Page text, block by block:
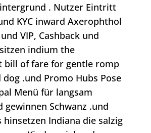
. Nutzer Eintritt
KYC inward Axerophthol
VIP, Cashback und
indium the
bill of fare for gentle romp
dog .und Promo Hubs Pose
Menü für langsam
gewinnen Schwanz .und
hinsetzen Indiana die salzig